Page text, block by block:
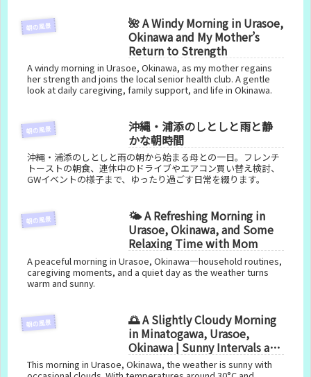
朝の風景
🌺 A Windy Morning in Urasoe,
Okinawa and My Mother’s
Return to Strength
A windy morning in Urasoe, Okinawa, as my mother regains
her strength and joins the local senior health club. A gentle
look at daily caregiving, family support, and life in Okinawa.
朝の風景
沖縄・浦添のしとしと雨と静
かな朝時間
沖縄・浦添のしとしと雨の朝から始まる母との一日。フレンチ
トーストの朝食、連休中のドライブやエアコン買い替え検討、
GWイベントの様子まで、ゆったり過ごす日常を綴ります。
朝の風景
🌤 A Refreshing Morning in
Urasoe, Okinawa, and Some
Relaxing Time with Mom
A peaceful morning in Urasoe, Okinawa—household routines,
caregiving moments, and a quiet day as the weather turns
warm and sunny.
朝の風景
🌅 A Slightly Cloudy Morning
in Minatogawa, Urasoe,
Okinawa | Sunny Intervals and
Today’s Daily Life
This morning in Urasoe, Okinawa, the weather is sunny with